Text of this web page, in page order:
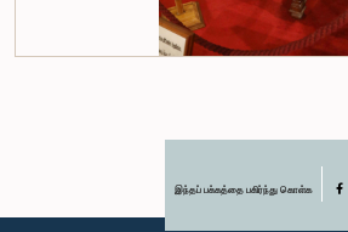
இந்தப் பக்கத்தை பகிர்ந்து கொள்க